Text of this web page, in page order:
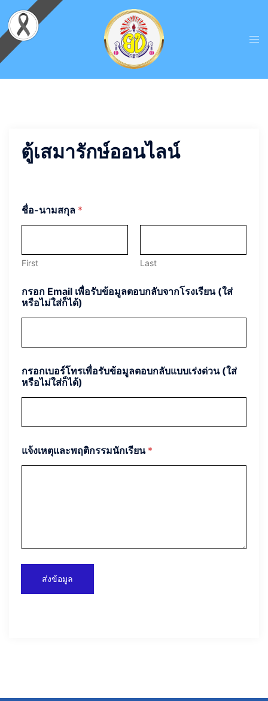
ตู้เสมารักษ์ออนไลน์
ชื่อ-นามสกุล *
First Last
กรอก Email เพื่อรับข้อมูลตอบกลับจากโรงเรียน (ใส่
หรือไม่ใส่ก็ได้)
กรอกเบอร์โทรเพื่อรับข้อมูลตอบกลับแบบเร่งด่วน (ใส่
หรือไม่ใส่ก็ได้)
แจ้งเหตุและพฤติกรรมนักเรียน *
ส่งข้อมูล